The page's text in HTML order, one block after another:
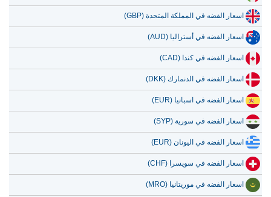
اسعار الفضه في المملكة المتحدة (GBP)
اسعار الفضه في أستراليا (AUD)
اسعار الفضه في كندا (CAD)
اسعار الفضه في الدنمارك (DKK)
اسعار الفضه في اسبانيا (EUR)
اسعار الفضه في سورية (SYP)
اسعار الفضه في اليونان (EUR)
اسعار الفضه في سويسرا (CHF)
اسعار الفضه في موريتانيا (MRO)